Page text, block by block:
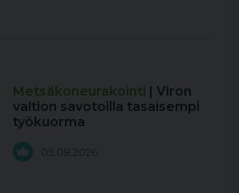
Metsäkoneurakointi
| Viron
valtion savotoilla tasaisempi
työkuorma
05.08.2026